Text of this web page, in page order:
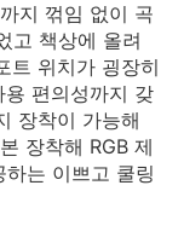
지 꺾임 없이 곡
고 책상에 올려
트 위치가 굉장히
편의성까지 갖
장착이 가능해
장착해 RGB 제
는 이쁘고 쿨링